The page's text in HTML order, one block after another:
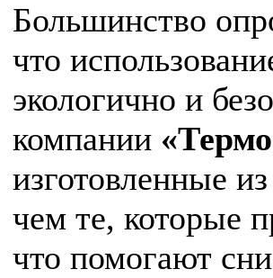
Большинство
что
экологично и
компании
изготовленные
чем те, которые
что помогают